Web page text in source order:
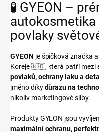
🧪 GYEON –
autokosmetika
povlaky
GYEON je špičková značka
Koreje 🇰🇷, která patří mezi
povlaků, ochrany laku a
jméno díkydůrazu na
nikoliv marketingové sliby.
Produkty GYEON jsou
maximální ochranu,